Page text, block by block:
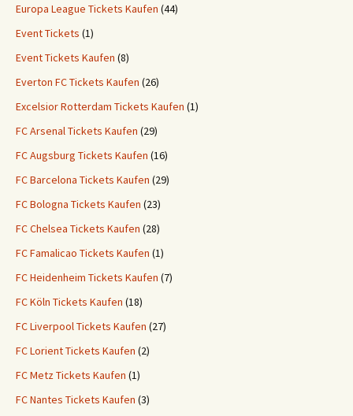
Europa League Tickets Kaufen (44)
Event Tickets (1)
Event Tickets Kaufen (8)
Everton FC Tickets Kaufen (26)
Excelsior Rotterdam Tickets Kaufen (1)
FC Arsenal Tickets Kaufen (29)
FC Augsburg Tickets Kaufen (16)
FC Barcelona Tickets Kaufen (29)
FC Bologna Tickets Kaufen (23)
FC Chelsea Tickets Kaufen (28)
FC Famalicao Tickets Kaufen (1)
FC Heidenheim Tickets Kaufen (7)
FC Köln Tickets Kaufen (18)
FC Liverpool Tickets Kaufen (27)
FC Lorient Tickets Kaufen (2)
FC Metz Tickets Kaufen (1)
FC Nantes Tickets Kaufen (3)